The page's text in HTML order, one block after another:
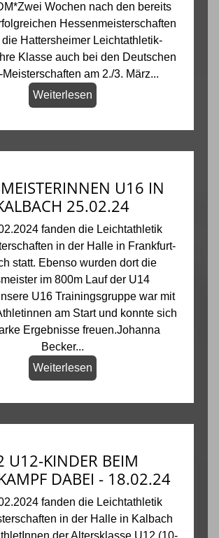
Wochen nach den bereits
Hessenmeisterschaften
Hattersheimer Leichtathletik-
Klasse auch bei den Deutschen
am 2./3. März...
Weiterlesen
U16 IN
25.02.24
fanden die Leichtathletik
in der Halle in Frankfurt-
statt. Ebenso wurden dort die
im 800m Lauf der U14
U16 Trainingsgruppe war mit
am Start und konnte sich
Ergebnisse freuen.Johanna
Becker...
Weiterlesen
U12-KINDER BEIM
DABEI - 18.02.24
fanden die Leichtathletik
in der Halle in Kalbach
der Altersklasse U12 (10-